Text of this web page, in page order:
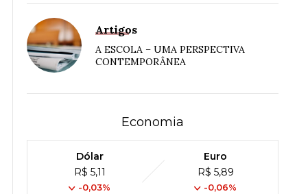
Artigos
A ESCOLA – UMA PERSPECTIVA
CONTEMPORÂNEA
Economia
Dólar
R$ 5,11
-0,03%
Euro
R$ 5,89
-0,06%